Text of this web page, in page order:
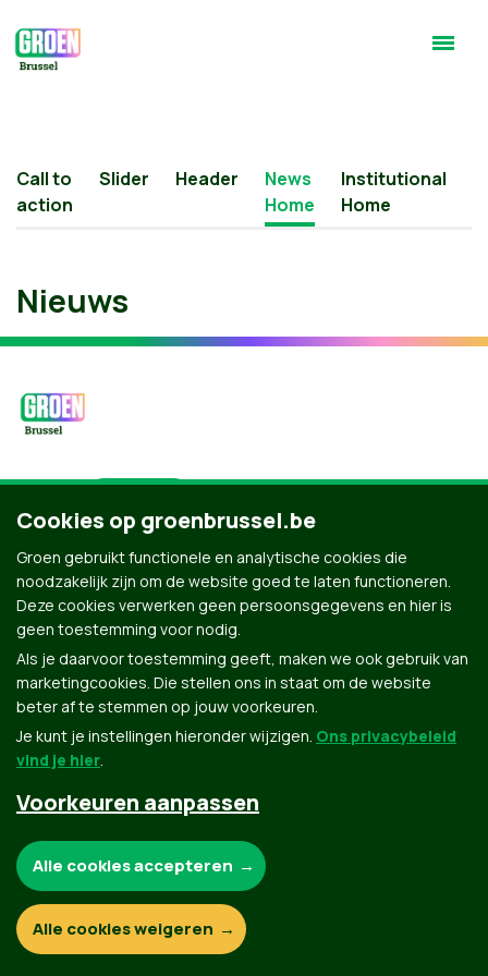
Call to
action
Slider Header
News
Home
Institutional
Home
Nieuws
© Copyright Groen 2026 | Gemaakt metNationBuilder
Contact Privacybeleid
Cookies op groenbrussel.be
Groen gebruikt functionele en analytische cookies die
noodzakelijk zijn om de website goed te laten functioneren.
Deze cookies verwerken geen persoonsgegevens en hier is
geen toestemming voor nodig.
Als je daarvoor toestemming geeft, maken we ook gebruik van
marketingcookies. Die stellen ons in staat om de website
beter af te stemmen op jouw voorkeuren.
Je kunt je instellingen hieronder wijzigen. Ons privacybeleid
vind je hier.
Voorkeuren aanpassen
Functionele en analytische cookies:
Alle cookies accepteren
Alle cookies weigeren